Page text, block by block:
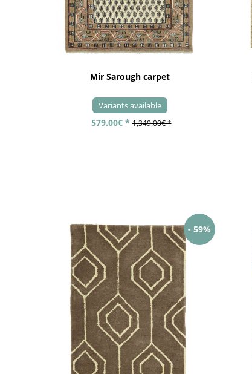
Mir Sarough carpet
Variants available
579.00€ * 1,349.00€ *
- 59%